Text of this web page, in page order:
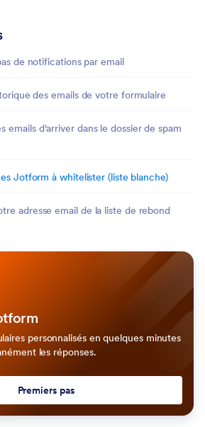
de notifications par email
des emails de votre formulaire
emails d'arriver dans le dossier de spam
Jotform à whitelister (liste blanche)
adresse email de la liste de rebond
personnalisés en quelques minutes
les réponses.
Premiers pas